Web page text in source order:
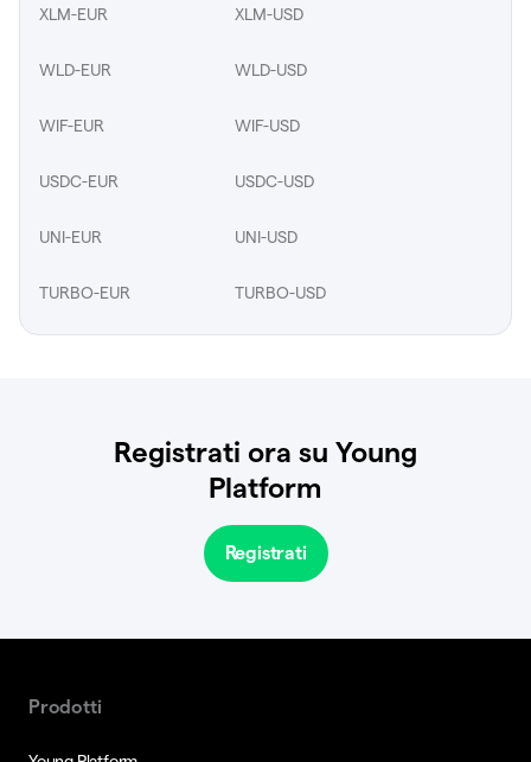
XLM-EUR XLM-USD
WLD-EUR WLD-USD
WIF-EUR WIF-USD
USDC-EUR USDC-USD
UNI-EUR UNI-USD
TURBO-EUR TURBO-USD
Registrati ora su Young
Platform
Registrati
Prodotti